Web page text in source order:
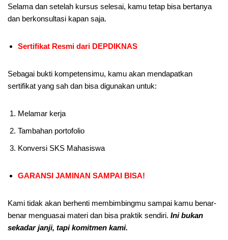
Selama dan setelah kursus selesai, kamu tetap bisa bertanya
dan berkonsultasi kapan saja.
Sertifikat Resmi dari DEPDIKNAS
Sebagai bukti kompetensimu, kamu akan mendapatkan
sertifikat yang sah dan bisa digunakan untuk:
Melamar kerja
Tambahan portofolio
Konversi SKS Mahasiswa
GARANSI JAMINAN SAMPAI BISA!
Kami tidak akan berhenti membimbingmu sampai kamu benar-
benar menguasai materi dan bisa praktik sendiri. Ini bukan
sekadar janji, tapi komitmen kami.